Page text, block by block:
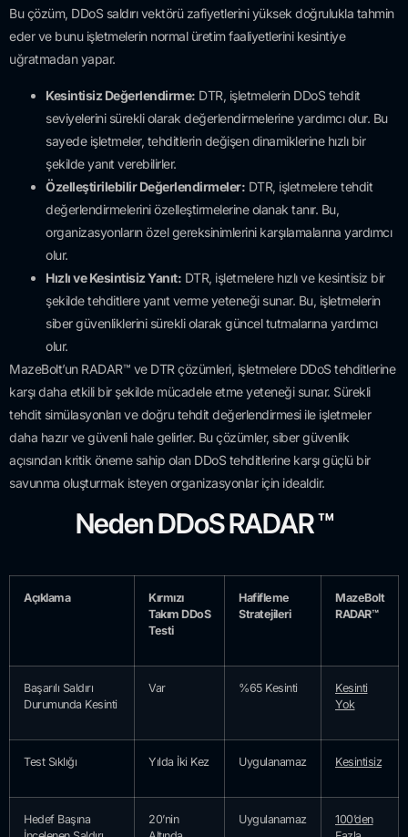
Bu çözüm, DDoS saldırı vektörü zafiyetlerini yüksek doğrulukla tahmin
eder ve bunu işletmelerin normal üretim faaliyetlerini kesintiye
uğratmadan yapar.
Kesintisiz Değerlendirme: DTR, işletmelerin DDoS tehdit
seviyelerini sürekli olarak değerlendirmelerine yardımcı olur. Bu
sayede işletmeler, tehditlerin değişen dinamiklerine hızlı bir
şekilde yanıt verebilirler.
Özelleştirilebilir Değerlendirmeler: DTR, işletmelere tehdit
değerlendirmelerini özelleştirmelerine olanak tanır. Bu,
organizasyonların özel gereksinimlerini karşılamalarına yardımcı
olur.
Hızlı ve Kesintisiz Yanıt: DTR, işletmelere hızlı ve kesintisiz bir
şekilde tehditlere yanıt verme yeteneği sunar. Bu, işletmelerin
siber güvenliklerini sürekli olarak güncel tutmalarına yardımcı
olur.
MazeBolt’un RADAR™ ve DTR çözümleri, işletmelere DDoS tehditlerine
karşı daha etkili bir şekilde mücadele etme yeteneği sunar. Sürekli
tehdit simülasyonları ve doğru tehdit değerlendirmesi ile işletmeler
daha hazır ve güvenli hale gelirler. Bu çözümler, siber güvenlik
açısından kritik öneme sahip olan DDoS tehditlerine karşı güçlü bir
savunma oluşturmak isteyen organizasyonlar için idealdir.
Neden DDoS RADAR ™
Açıklama
Kırmızı
Takım DDoS
Testi
Hafifleme
Stratejileri
MazeBolt
RADAR™
Başarılı Saldırı
Durumunda Kesinti
Var %65 Kesinti
Kesinti
Yok
Test Sıklığı Yılda İki Kez Uygulanamaz Kesintisiz
Hedef Başına
20’nin
Uygulanamaz
100’den